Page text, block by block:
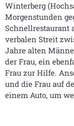
Winterberg
Morgenstunden
Schnellrestaurant
verbalen Streit
Jahre alten
der Frau, ein
Frau zur Hilfe.
und die Frau auf
einem Auto, um